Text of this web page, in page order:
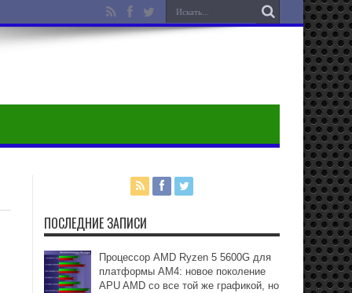
ПОСЛЕДНИЕ ЗАПИСИ
Процессор AMD Ryzen 5 5600G для
платформы АМ4: новое поколение
APU AMD со все той же графикой, но